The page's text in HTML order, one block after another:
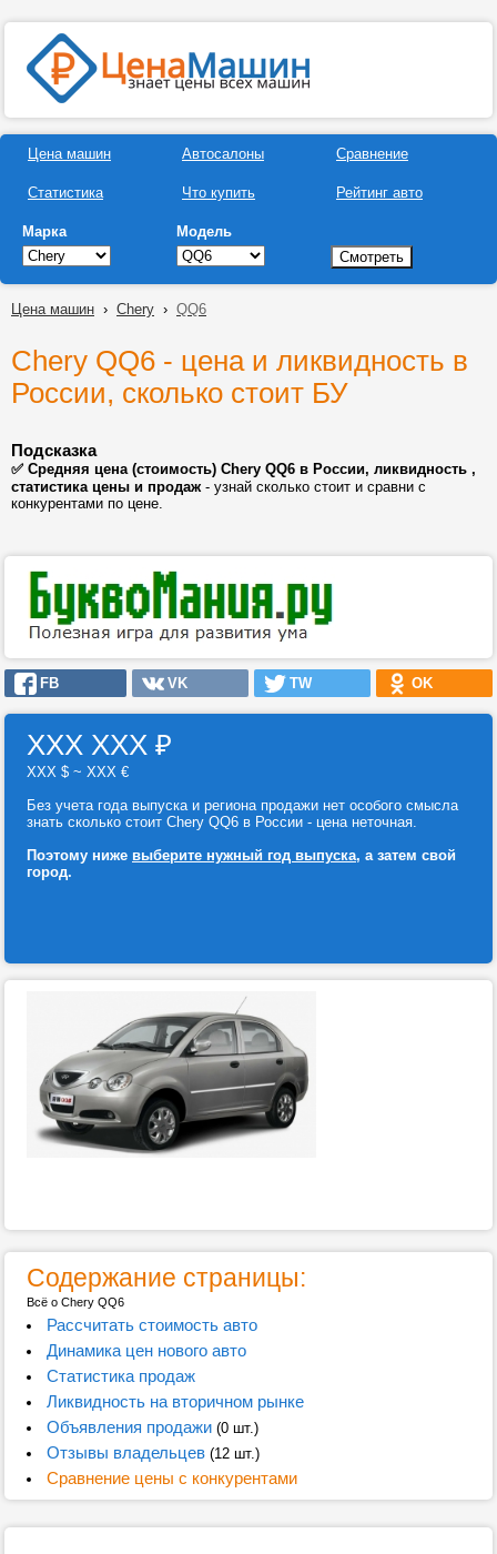
Цена машин
Статистика
Автосалоны
Что купить
Сравнение
Рейтинг авто
Марка Модель
Цена машин › Chery › QQ6
Chery QQ6 - цена и ликвидность в
России, сколько стоит БУ
Подсказка
✅ Средняя цена (стоимость) Chery QQ6 в России, ликвидность ,
статистика цены и продаж- узнай сколько стоит и сравни с
конкурентами по цене.
FB VK TW OK
ХХХ ХХХ ₽
ХХХ $ ~ ХХХ €
Без учета года выпуска и региона продажи нет особого смысла
знать сколько стоит Chery QQ6 в России - цена неточная.
Поэтому ниже выберите нужный год выпуска, а затем свой
город.
Содержание страницы:
Всё о Chery QQ6
Рассчитать стоимость авто
Динамика цен нового авто
Статистика продаж
Ликвидность на вторичном рынке
Объявления продажи(0 шт.)
Отзывы владельцев(12 шт.)
Сравнение цены с конкурентами